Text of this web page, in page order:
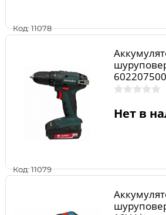
Код: 11078
Код: 11079
602207500
Нет в